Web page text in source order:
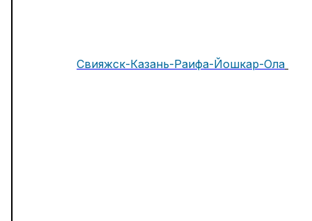
Свияжск-Казань-Раифа-Йошкар-Ола